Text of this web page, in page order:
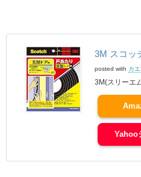
3M スコッ
posted with カ
3M(スリーエ
Yahoo